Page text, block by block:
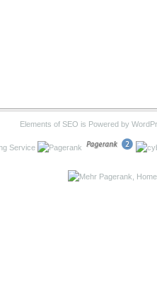
Elements of SEO is Powered by